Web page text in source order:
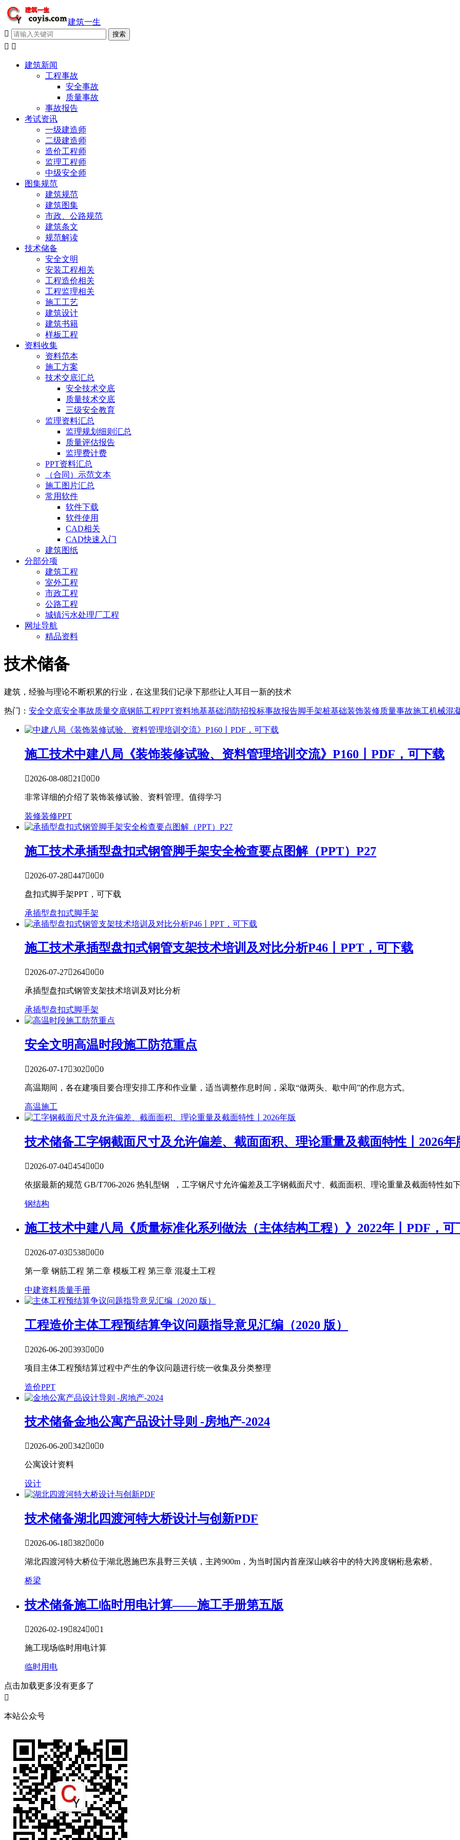
建筑一生

 
建筑新闻
工程事故
安全事故
质量事故
事故报告
考试资讯
一级建造师
二级建造师
造价工程师
监理工程师
中级安全师
图集规范
建筑规范
建筑图集
市政、公路规范
建筑条文
规范解读
技术储备
安全文明
安装工程相关
工程造价相关
工程监理相关
施工工艺
建筑设计
建筑书籍
样板工程
资料收集
资料范本
施工方案
技术交底汇总
安全技术交底
质量技术交底
三级安全教育
监理资料汇总
监理规划细则汇总
质量评估报告
监理费计费
PPT资料汇总
（合同）示范文本
施工图片汇总
常用软件
软件下载
软件使用
CAD相关
CAD快速入门
建筑图纸
分部分项
建筑工程
室外工程
市政工程
公路工程
城镇污水处理厂工程
网址导航
精品资料
技术储备
建筑，经验与理论不断积累的行业，在这里我们记录下那些让人耳目一新的技术
热门： 安全交底安全事故质量交底钢筋工程PPT资料地基基础消防招投标事故报告脚手架桩基础装饰装修质量事故施工机械混
施工技术中建八局《装饰装修试验、资料管理培训交流》P160丨PDF，可下载
2026-08-0821 00
非常详细的介绍了装饰装修试验、资料管理。值得学习
装修装修PPT
施工技术承插型盘扣式钢管脚手架安全检查要点图解（PPT）P27
2026-07-2844700
盘扣式脚手架PPT，可下载
承插型盘扣式脚手架
施工技术承插型盘扣式钢管支架技术培训及对比分析P46丨PPT，可下载
2026-07-2726400
承插型盘扣式钢管支架技术培训及对比分析
承插型盘扣式脚手架
安全文明高温时段施工防范重点
2026-07-1730200
高温期间，各在建项目要合理安排工序和作业量，适当调整作息时间，采取“做两头、歇中间”的作息方式。
高温施工
技术储备工字钢截面尺寸及允许偏差、截面面积、理论重量及截面特性丨2026年
2026-07-0445400
依据最新的规范 GB/T706-2026 热轧型钢 ，工字钢尺寸允许偏差及工字钢截面尺寸、截面面积、理论重量及截面特性如
钢结构
施工技术中建八局《质量标准化系列做法（主体结构工程）》2022年丨PDF，可
2026-07-0353800
第一章 钢筋工程 第二章 模板工程 第三章 混凝土工程
中建资料质量手册
工程造价主体工程预结算争议问题指导意见汇编（2020 版）
2026-06-2039300
项目主体工程预结算过程中产生的争议问题进行统一收集及分类整理
造价PPT
技术储备金地公寓产品设计导则 -房地产-2024
2026-06-2034200
公寓设计资料
设计
技术储备湖北四渡河特大桥设计与创新PDF
2026-06-1838200
湖北四渡河特大桥位于湖北恩施巴东县野三关镇，主跨900m，为当时国内首座深山峡谷中的特大跨度钢桁悬索桥。
桥梁
技术储备施工临时用电计算——施工手册第五版
2026-02-1982401
施工现场临时用电计算
临时用电
点击加载更多没有更多了

本站公众号